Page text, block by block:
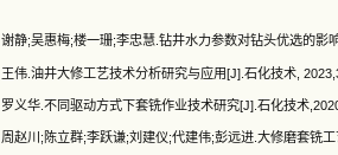
谢静;吴惠梅;楼一珊;李忠慧.钻井水力参数对钻头优选的影
王伟.油井大修工艺技术分析研究与应用[J].石化技术,
罗义华.不同驱动方式下套铣作业技术研究[J].石化技术
周赵川;陈立群;李跃谦;刘建仪;代建伟;彭远进.大修磨套铣